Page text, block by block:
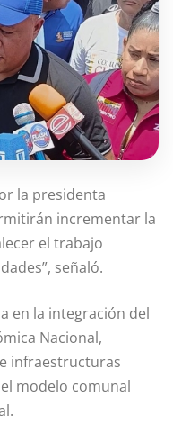
la presidenta
incrementar la
el trabajo
señaló.
en la integración del
Nacional,
infraestructuras
modelo comunal